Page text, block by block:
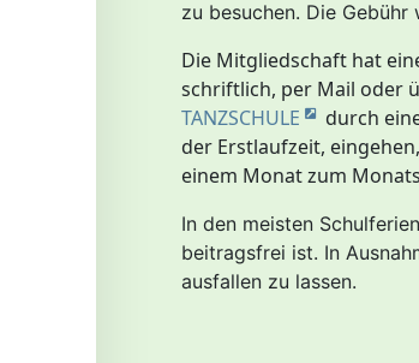
zu besuchen. Die
Die Mitgliedschaft hat
schriftlich, per Mail oder
TANZSCHULE
durch
der Erstlaufzeit,
einem Monat zum
In den meisten
beitragsfrei ist. In
ausfallen zu lassen.